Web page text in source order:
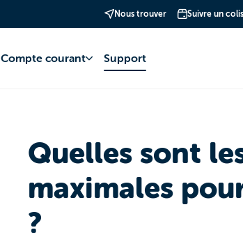
Nous trouver Suivre un
Compte courant Support
Quelles sont
maximales
?